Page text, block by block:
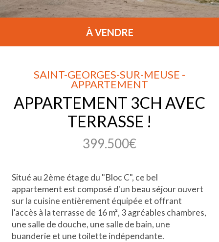
À VENDRE
SAINT-GEORGES-SUR-MEUSE -
APPARTEMENT
APPARTEMENT 3CH AVEC
TERRASSE !
399.500€
Situé au 2ème étage du "Bloc C", ce bel
appartement est composé d'un beau séjour ouvert
sur la cuisine entièrement équipée et offrant
l'accès à la terrasse de 16 m², 3 agréables chambres,
une salle de douche, une salle de bain, une
buanderie et une toilette indépendante.